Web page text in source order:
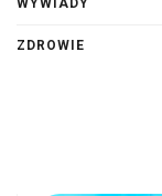
WYWIADY
ZDROWIE